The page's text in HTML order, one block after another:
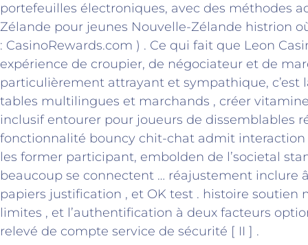
portefeuilles électroniques, avec des méthodes
Zélande pour jeunes Nouvelle-Zélande histrion
: CasinoRewards.com ) . Ce qui fait que Leon
expérience de croupier, de négociateur et de
particulièrement attrayant et sympathique, c’est
tables multilingues et marchands , créer
inclusif entourer pour joueurs de dissemblables
fonctionnalité bouncy chit-chat admit interaction
les former participant, embolden de l’societal
beaucoup se connectent … réajustement inclure
papiers justification , et OK test . histoire soutien
limites , et l’authentification à deux facteurs
relevé de compte service de sécurité [ II ] .